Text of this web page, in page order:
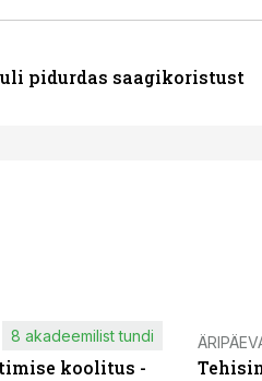
pidurdas saagikoristust
koolitus -
8 akadeemilist tundi